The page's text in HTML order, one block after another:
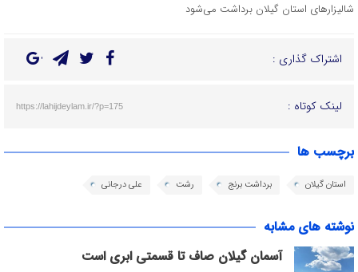
شالیزارهای استان گیلان برداشت می‌شود
اشتراک گذاری :
لینک کوتاه : https://lahijdeylam.ir/?p=175
برچسب ها
استان گیلان برداشت برنج رشت علی درجانی
نوشته های مشابه
آسمان گیلان صاف تا قسمتی ابری است